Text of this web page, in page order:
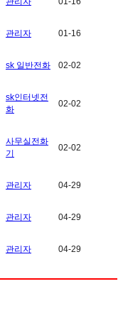
관리자 01-16
sk 일반전화 02-02
sk인터넷전
화
02-02
사무실전화
기
02-02
관리자 04-29
관리자 04-29
관리자 04-29